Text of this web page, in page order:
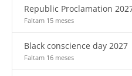
Republic Proclamation
Faltam 15 meses
Black conscience day 2027
Faltam 16 meses